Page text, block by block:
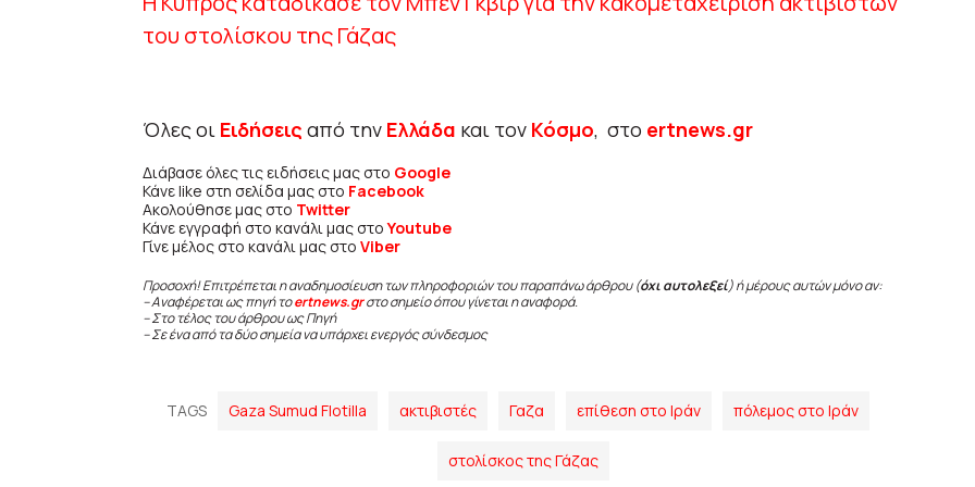
του στολίσκου της Γάζας
Όλες οι Ειδήσεις από την Ελλάδα και τον Κόσμο, στο ertnews.gr
Διάβασε όλες τις ειδήσεις μας στο Google
Κάνε like στη σελίδα μας στο Facebook
Ακολούθησε μας στο Twitter
Κάνε εγγραφή στο κανάλι μας στοYoutube
Γίνε μέλος στο κανάλι μας στο Viber
Προσοχή! Επιτρέπεται η αναδημοσίευση των πληροφοριών του παραπάνω άρθρου (όχι αυτολεξεί) ή μέρους αυτών μόνο αν:
– Αναφέρεται ως πηγή τοertnews.gr στο σημείο όπου γίνεται η αναφορά.
– Στο τέλος του άρθρου ως Πηγή
– Σε ένα από τα δύο σημεία να υπάρχει ενεργός σύνδεσμος
TAGS Gaza Sumud Flotilla ακτιβιστές Γαζα επίθεση στο Ιράν πόλεμος στο Ιράν
στολίσκος της Γάζας